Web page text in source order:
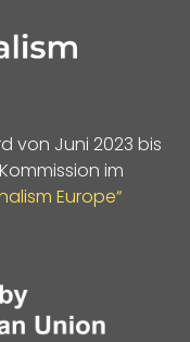
von Juni 2023 bis
im
Europe“